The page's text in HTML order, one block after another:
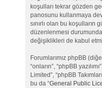
koşulları tekrar gözden
panosunu kullanmaya
sınırlı olan bu koşulların
düzenlenmesi
değişiklikleri de kabul
Forumlarımız phpBB
“onların”, “phpBB
Limited”, “phpBB
bu da “General Public